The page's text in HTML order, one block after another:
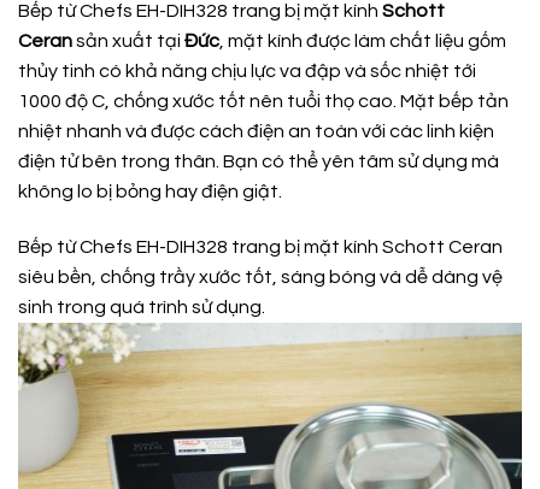
Bếp từ Chefs EH-DIH328 trang bị mặt kính Schott
Ceransản xuất tại Đức, mặt kính được làm chất liệu gốm
thủy tinh có khả năng chịu lực va đập và sốc nhiệt tới
1000 độ C, chống xước tốt nên tuổi thọ cao. Mặt bếp tản
nhiệt nhanh và được cách điện an toàn với các linh kiện
điện tử bên trong thân. Bạn có thể yên tâm sử dụng mà
không lo bị bỏng hay điện giật.
Bếp từ Chefs EH-DIH328 trang bị mặt kính Schott Ceran
siêu bền, chống trầy xước tốt, sáng bóng và dễ dàng vệ
sinh trong quá trình sử dụng.